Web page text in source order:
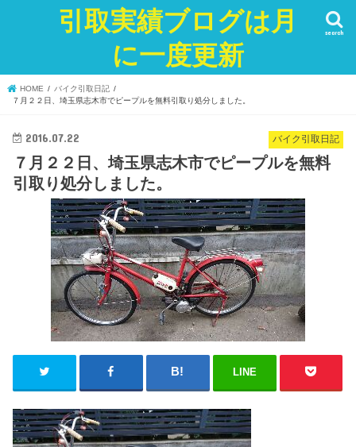
引取実績ブログは月
に一度更新
search
HOME
バイク引取日記
７月２２日、埼玉県志木市でピープルを無料引取り処分しました。
バイク引取日記
2016.07.22
７月２２日、埼玉県志木市でピープルを無料
引取り処分しました。
LINE